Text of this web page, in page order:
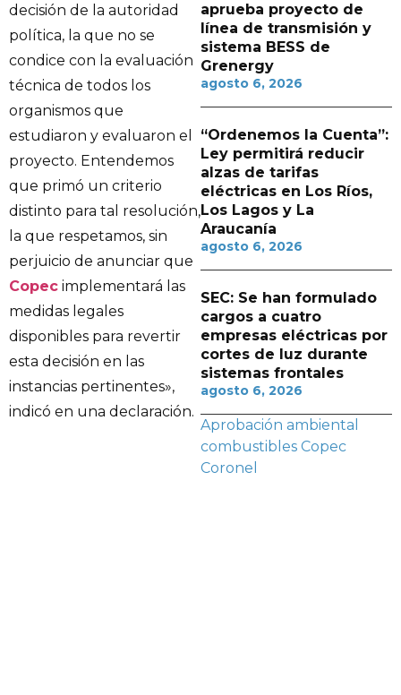
decisión de la autoridad
política, la que no se
condice con la evaluación
técnica de todos los
organismos que
estudiaron y evaluaron el
proyecto. Entendemos
que primó un criterio
distinto para tal resolución,
la que respetamos, sin
perjuicio de anunciar que
Copec implementará las
medidas legales
disponibles para revertir
esta decisión en las
instancias pertinentes»,
indicó en una declaración.
aprueba proyecto de
línea de transmisión y
sistema BESS de
Grenergy
agosto 6, 2026
“Ordenemos la Cuenta”:
Ley permitirá reducir
alzas de tarifas
eléctricas en Los Ríos,
Los Lagos y La
Araucanía
agosto 6, 2026
SEC: Se han formulado
cargos a cuatro
empresas eléctricas por
cortes de luz durante
sistemas frontales
agosto 6, 2026
Aprobación ambiental
combustibles Copec
Coronel